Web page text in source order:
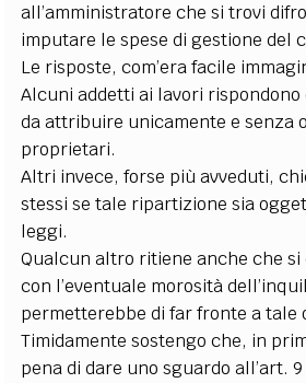
all’amministratore che si trovi
imputare le spese di gestione del
Le risposte, com’era facile
Alcuni addetti ai lavori rispondono
da attribuire unicamente e senza
proprietari.
Altri invece, forse più avveduti,
stessi se tale ripartizione sia
leggi.
Qualcun altro ritiene anche che si
con l’eventuale morosità
permetterebbe di far fronte a tale
Timidamente sostengo che, in
pena di dare uno sguardo all’art.